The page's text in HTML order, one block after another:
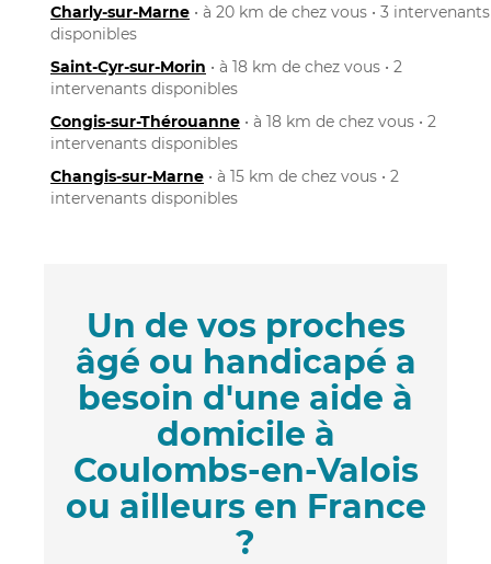
Charly-sur-Marne • à 20 km de chez vous • 3 intervenants
disponibles
Saint-Cyr-sur-Morin • à 18 km de chez vous • 2
intervenants disponibles
Congis-sur-Thérouanne • à 18 km de chez vous • 2
intervenants disponibles
Changis-sur-Marne • à 15 km de chez vous • 2
intervenants disponibles
Un de vos proches
âgé ou handicapé a
besoin d'une aide à
domicile à
Coulombs-en-Valois
ou ailleurs en France
?